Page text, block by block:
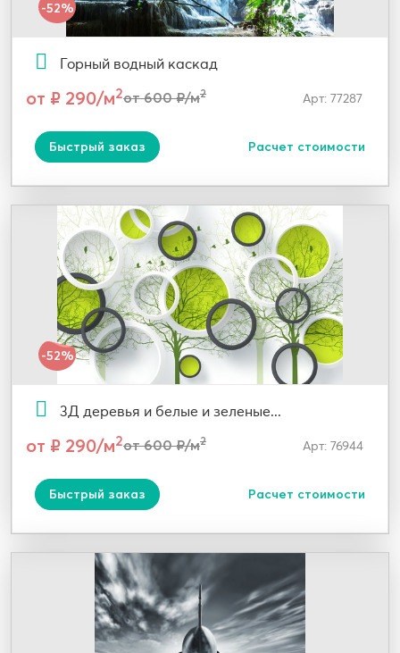
-52%
Горный водный каскад
от ₽ 290/м2от 600 ₽/м2 Арт: 77287
Быстрый заказ Расчет стоимости
-52%
3Д деревья и белые и зеленые...
от ₽ 290/м2от 600 ₽/м2 Арт: 76944
Быстрый заказ Расчет стоимости